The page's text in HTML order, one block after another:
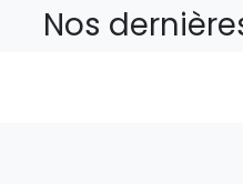
Nos dernière